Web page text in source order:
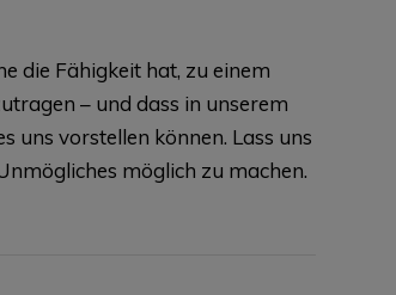
die Fähigkeit hat, zu einem
– und dass in unserem
uns vorstellen können. Lass uns
möglich zu machen.